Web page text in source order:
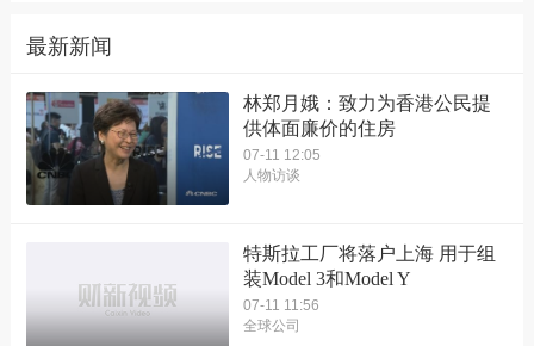
最新新闻
林郑月娥：致力为香港公民提
供体面廉价的住房
07-11 12:05
人物访谈
特斯拉工厂将落户上海 用于组
装Model 3和Model Y
07-11 11:56
全球公司